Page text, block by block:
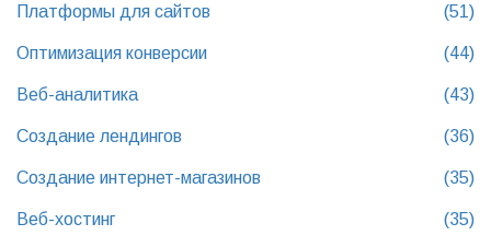
Платформы для сайтов (51)
Оптимизация конверсии (44)
Веб-аналитика (43)
Создание лендингов (36)
Создание интернет-магазинов (35)
Веб-хостинг (35)